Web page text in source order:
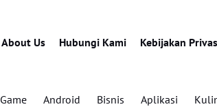
About Us Hubungi Kami Kebijakan
Game Android Bisnis Aplikasi